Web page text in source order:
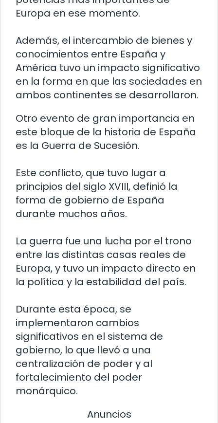
Europa en ese momento.
Además, el intercambio de bienes y
conocimientos entre España y
América tuvo un impacto significativo
en la forma en que las sociedades en
ambos continentes se desarrollaron.
Otro evento de gran importancia en
este bloque de la historia de España
es la Guerra de Sucesión.
Este conflicto, que tuvo lugar a
principios del siglo XVIII, definió la
forma de gobierno de España
durante muchos años.
La guerra fue una lucha por el trono
entre las distintas casas reales de
Europa, y tuvo un impacto directo en
la política y la estabilidad del país.
Durante esta época, se
implementaron cambios
significativos en el sistema de
gobierno, lo que llevó a una
centralización de poder y al
fortalecimiento del poder
monárquico.
Anuncios